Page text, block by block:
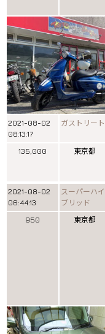
2021-08-02
08:13:17
ガストリート
135,000 東京都
2021-08-02
06:44:13
スーパーハイ
ブリッド
950 東京都